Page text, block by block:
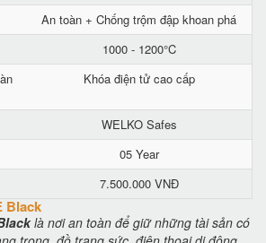
An toàn + Chống trộm đập khoan phá
1000 - 1200°C
Khóa điện tử cao cấp
WELKO Safes
05 Year
7.500.000 VNĐ
Black
là nơi an toàn để giữ những tài sản có